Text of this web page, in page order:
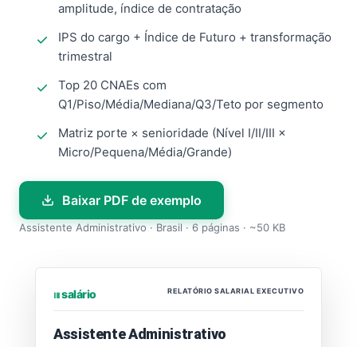
amplitude, índice de contratação
IPS do cargo + Índice de Futuro + transformação
trimestral
Top 20 CNAEs com
Q1/Piso/Média/Mediana/Q3/Teto por segmento
Matriz porte × senioridade (Nível I/II/III ×
Micro/Pequena/Média/Grande)
Baixar PDF de exemplo
Assistente Administrativo · Brasil · 6 páginas · ~50 KB
⏐⏐⏐ salário RELATÓRIO SALARIAL EXECUTIVO
Assistente Administrativo